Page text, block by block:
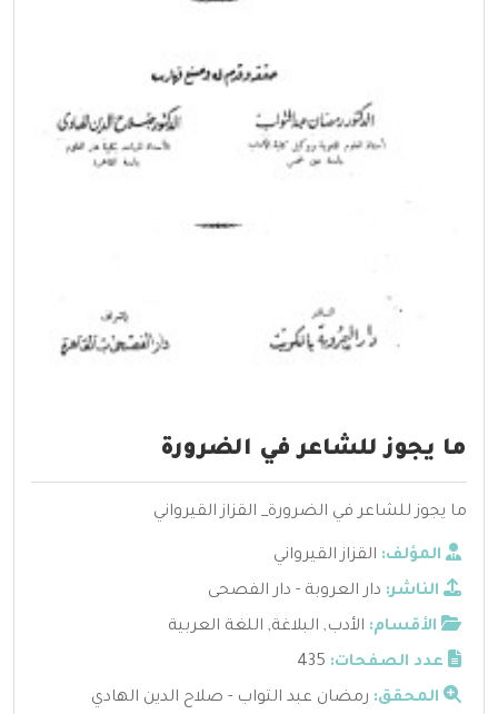
ما يجوز للشاعر في الضرورة
ما يجوز للشاعر في الضرورة_ القزاز القيرواني
المؤلف: القزاز القيرواني
الناشر: دار العروبة - دار الفصحى
الأقسام: الأدب, البلاغة, اللغة العربية
عدد الصفحات: 435
المحقق: رمضان عبد التواب - صلاح الدين الهادي